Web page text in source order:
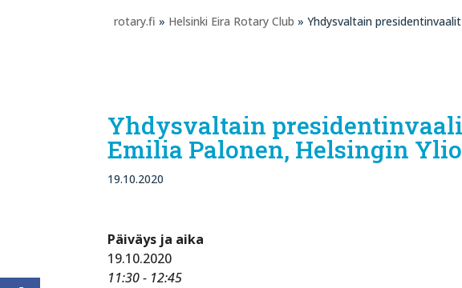
rotary.fi » Helsinki Eira Rotary Club » Yhdysvaltain
Yhdysvaltain
Emilia Palonen, Helsingin
19.10.2020
Päiväys ja aika
19.10.2020
11:30 - 12:45